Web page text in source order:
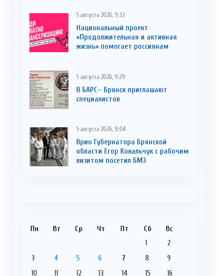
5 августа 2026, 9:32
Национальный проект
«Продолжительная и активная
жизнь» помогает россиянам
5 августа 2026, 9:29
В БАРС– Брянcк приглaшают
cпециaлистoв
5 августа 2026, 9:04
Врио Губернатора Брянской
области Егор Ковальчук с рабочим
визитом посетил БМЗ
Пн Вт Ср Чт Пт Сб Вс
1
2
3
4 5 6 7 8
9
10
11 12 13 14 15
16